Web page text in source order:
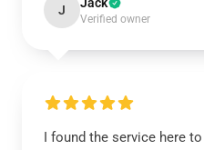
J
Verified owner
I found the service here